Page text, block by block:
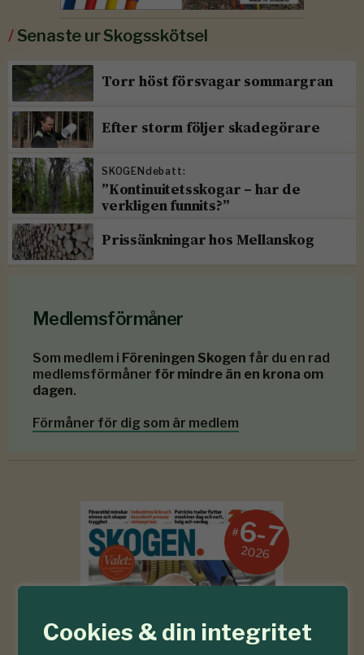
Cookies & din integritet
/Senaste ur Skogsskötsel
Torr höst försvagar sommargran
Efter storm följer skadegörare
SKOGENdebatt:
”Kontinuitetsskogar – har de
verkligen funnits?”
Prissänkningar hos Mellanskog
Medlemsförmåner
Som medlem i Föreningen Skogen får du en rad
medlemsförmåner för mindre än en krona om
dagen.
Förmåner för dig som är medlem
#6-7
2026